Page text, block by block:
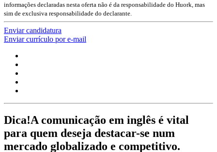
informações declaradas nesta oferta não é da responsabilidade do Huork, mas
sim de exclusiva responsabilidade do declarante.
Enviar candidatura
Enviar currículo por e-mail
Dica!A comunicação em inglês é vital
para quem deseja destacar-se num
mercado globalizado e competitivo.